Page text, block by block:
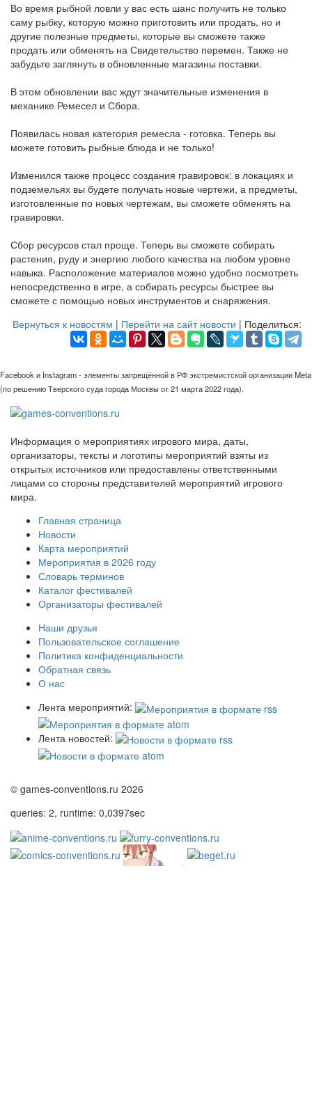
Во время рыбной ловли у вас есть шанс получить не только
саму рыбку, которую можно приготовить или продать, но и
другие полезные предметы, которые вы сможете также
продать или обменять на Свидетельство перемен. Также не
забудьте заглянуть в обновленные магазины поставки.
В этом обновлении вас ждут значительные изменения в
механике Ремесел и Сбора.
Появилась новая категория ремесла - готовка. Теперь вы
можете готовить рыбные блюда и не только!
Изменился также процесс создания гравировок: в локациях и
подземельях вы будете получать новые чертежи, а предметы,
изготовленные по новых чертежам, вы сможете обменять на
гравировки.
Сбор ресурсов стал проще. Теперь вы сможете собирать
растения, руду и энергию любого качества на любом уровне
навыка. Расположение материалов можно удобно посмотреть
непосредственно в игре, а собирать ресурсы быстрее вы
сможете с помощью новых инструментов и снаряжения.
Вернуться к новостям | Перейти на сайт новости | Поделиться:
Facebook и Instagram - элементы запрещённой в РФ экстремистской организации Meta
(по решению Тверского суда города Москвы от 21 марта 2022 года).
Информация о мероприятиях игрового мира, даты,
организаторы, тексты и логотипы мероприятий взяты из
открытых источников или предоставлены ответственными
лицами со стороны представителей мероприятий игрового
мира.
Главная страница
Новости
Карта мероприятий
Мероприятия в 2026 году
Словарь терминов
Каталог фестивалей
Организаторы фестивалей
Наши друзья
Пользовательское соглашение
Политика конфиденциальности
Обратная связь
О нас
Лента мероприятий:
Лента новостей:
© games-conventions.ru 2026
queries: 2, runtime: 0,0397sec